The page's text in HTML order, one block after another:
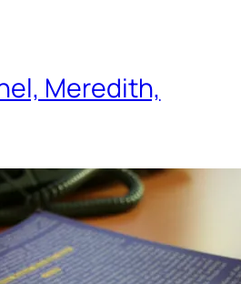
Meredith,